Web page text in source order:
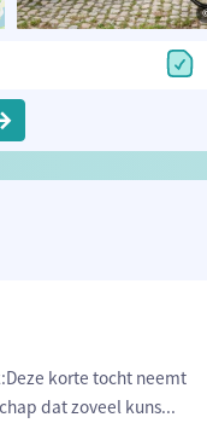
korte tocht neemt
dat zoveel kuns...